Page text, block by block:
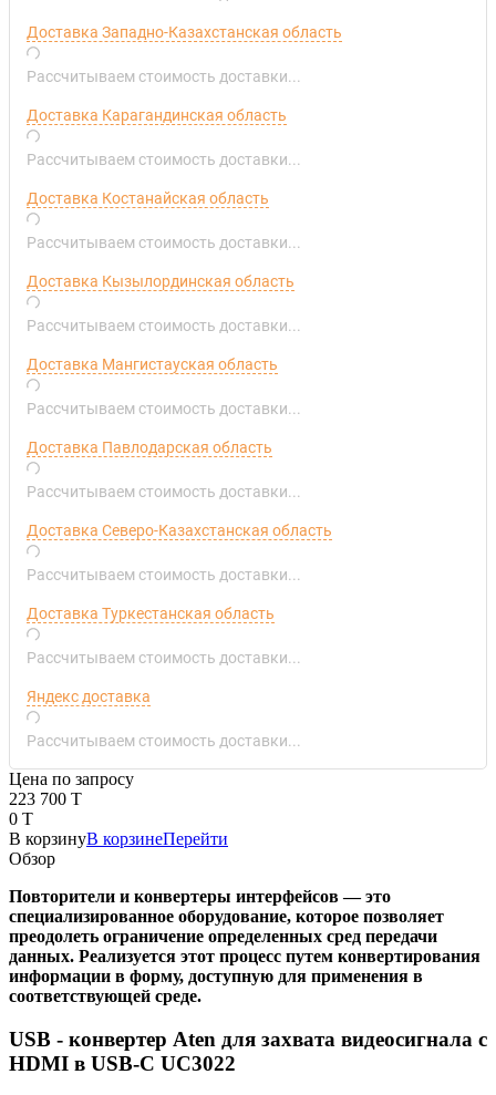
Доставка Западно-Казахстанская область
Рассчитываем стоимость доставки...
Доставка Карагандинская область
Рассчитываем стоимость доставки...
Доставка Костанайская область
Рассчитываем стоимость доставки...
Доставка Кызылординская область
Рассчитываем стоимость доставки...
Доставка Мангистауская область
Рассчитываем стоимость доставки...
Доставка Павлодарская область
Рассчитываем стоимость доставки...
Доставка Северо-Казахстанская область
Рассчитываем стоимость доставки...
Доставка Туркестанская область
Рассчитываем стоимость доставки...
Яндекс доставка
Рассчитываем стоимость доставки...
Цена по запросу
223 700 T
0 T
В корзинуВ корзинеПерейти
Обзор
Повторители и конвертеры интерфейсов — это
специализированное оборудование, которое позволяет
преодолеть ограничение определенных сред передачи
данных. Реализуется этот процесс путем конвертирования
информации в форму, доступную для применения в
соответствующей среде.
USB - конвертер Aten для захвата видеосигнала с
HDMI в USB-C UC3022